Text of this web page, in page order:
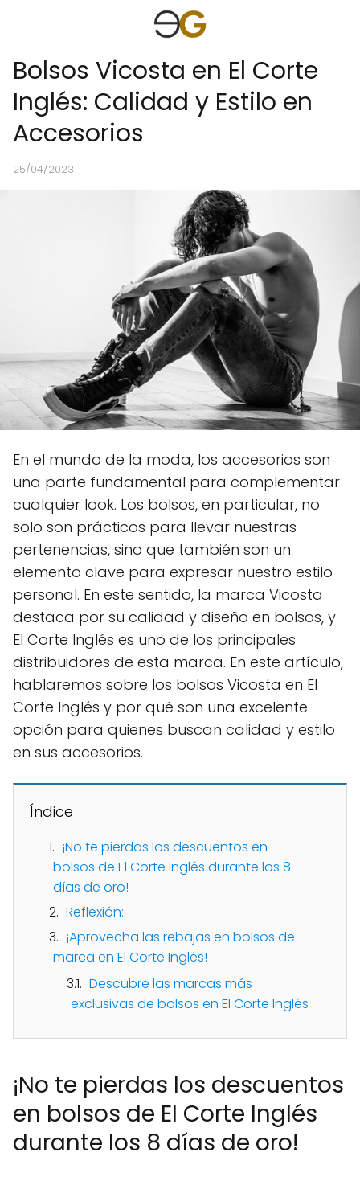
Bolsos Vicosta en El Corte
Inglés: Calidad y Estilo en
Accesorios
25/04/2023
En el mundo de la moda, los accesorios son
una parte fundamental para complementar
cualquier look. Los bolsos, en particular, no
solo son prácticos para llevar nuestras
pertenencias, sino que también son un
elemento clave para expresar nuestro estilo
personal. En este sentido, la marca Vicosta
destaca por su calidad y diseño en bolsos, y
El Corte Inglés es uno de los principales
distribuidores de esta marca. En este artículo,
hablaremos sobre los bolsos Vicosta en El
Corte Inglés y por qué son una excelente
opción para quienes buscan calidad y estilo
en sus accesorios.
Índice
¡No te pierdas los descuentos en
bolsos de El Corte Inglés durante los 8
días de oro!
Reflexión:
¡Aprovecha las rebajas en bolsos de
marca en El Corte Inglés!
Descubre las marcas más
exclusivas de bolsos en El Corte Inglés
¡No te pierdas los descuentos
en bolsos de El Corte Inglés
durante los 8 días de oro!